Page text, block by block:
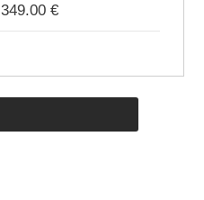
349.00 €